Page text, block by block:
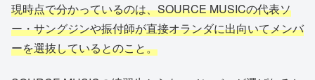
現時点で分かっているのは、SOURCE MUSICの代表ソ
ー・サングジンや振付師が直接オランダに出向いてメンバ
ーを選抜しているとのこと。